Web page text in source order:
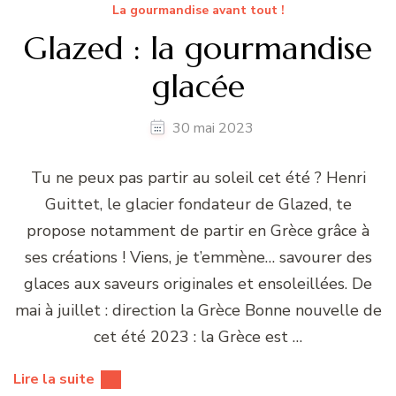
La gourmandise avant tout !
Glazed : la gourmandise
glacée
30 mai 2023
Tu ne peux pas partir au soleil cet été ? Henri
Guittet, le glacier fondateur de Glazed, te
propose notamment de partir en Grèce grâce à
ses créations ! Viens, je t’emmène… savourer des
glaces aux saveurs originales et ensoleillées. De
mai à juillet : direction la Grèce Bonne nouvelle de
cet été 2023 : la Grèce est …
Lire la suite